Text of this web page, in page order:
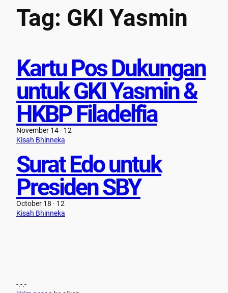
Tag: GKI Yasmin
Kartu Pos Dukungan
untuk GKI Yasmin &
HKBP Filadelfia
November 14 · 12
Kisah Bhinneka
Surat Edo untuk
Presiden SBY
October 18 · 12
Kisah Bhinneka
-.-.-